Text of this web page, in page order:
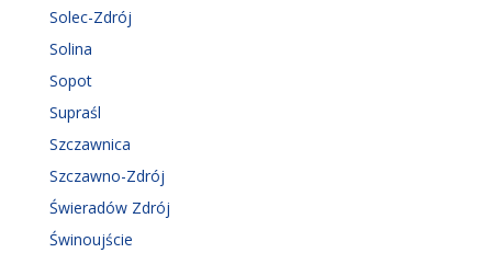
Solec-Zdrój
Solina
Sopot
Supraśl
Szczawnica
Szczawno-Zdrój
Świeradów Zdrój
Świnoujście